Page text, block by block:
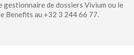
gestionnaire de dossiers Vivium ou le
Benefits au +32 3 244 66 77.